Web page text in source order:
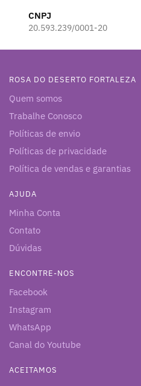
CNPJ
20.593.239/0001-20
ROSA DO DESERTO FORTALEZA
Quem somos
Trabalhe Conosco
Políticas de envio
Políticas de privacidade
Política de vendas e garantias
AJUDA
Minha Conta
Contato
Dúvidas
ENCONTRE-NOS
Facebook
Instagram
WhatsApp
Canal do Youtube
ACEITAMOS